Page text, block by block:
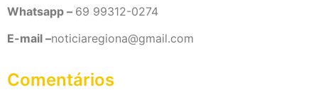
Whatsapp – 69 99312-0274
E-mail –noticiaregiona@gmail.com
Comentários